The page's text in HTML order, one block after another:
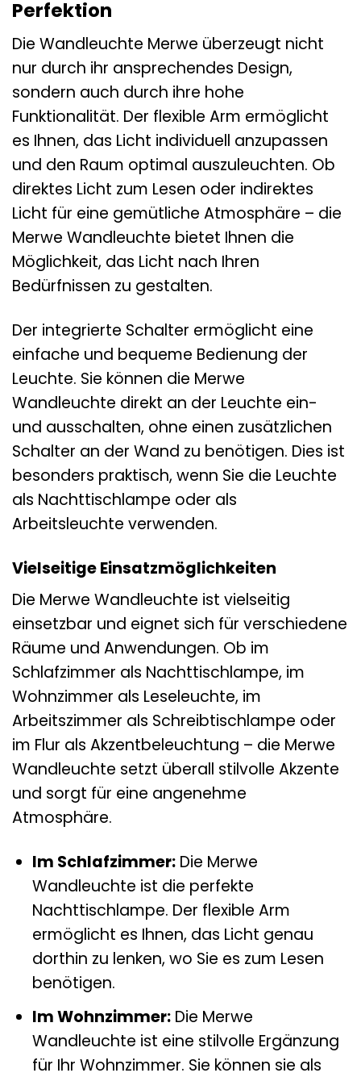
Perfektion
Die Wandleuchte Merwe überzeugt nicht
nur durch ihr ansprechendes Design,
sondern auch durch ihre hohe
Funktionalität. Der flexible Arm ermöglicht
es Ihnen, das Licht individuell anzupassen
und den Raum optimal auszuleuchten. Ob
direktes Licht zum Lesen oder indirektes
Licht für eine gemütliche Atmosphäre – die
Merwe Wandleuchte bietet Ihnen die
Möglichkeit, das Licht nach Ihren
Bedürfnissen zu gestalten.
Der integrierte Schalter ermöglicht eine
einfache und bequeme Bedienung der
Leuchte. Sie können die Merwe
Wandleuchte direkt an der Leuchte ein-
und ausschalten, ohne einen zusätzlichen
Schalter an der Wand zu benötigen. Dies ist
besonders praktisch, wenn Sie die Leuchte
als Nachttischlampe oder als
Arbeitsleuchte verwenden.
Vielseitige Einsatzmöglichkeiten
Die Merwe Wandleuchte ist vielseitig
einsetzbar und eignet sich für verschiedene
Räume und Anwendungen. Ob im
Schlafzimmer als Nachttischlampe, im
Wohnzimmer als Leseleuchte, im
Arbeitszimmer als Schreibtischlampe oder
im Flur als Akzentbeleuchtung – die Merwe
Wandleuchte setzt überall stilvolle Akzente
und sorgt für eine angenehme
Atmosphäre.
Im Schlafzimmer:Die Merwe
Wandleuchte ist die perfekte
Nachttischlampe. Der flexible Arm
ermöglicht es Ihnen, das Licht genau
dorthin zu lenken, wo Sie es zum Lesen
benötigen.
Im Wohnzimmer:Die Merwe
Wandleuchte ist eine stilvolle Ergänzung
für Ihr Wohnzimmer. Sie können sie als